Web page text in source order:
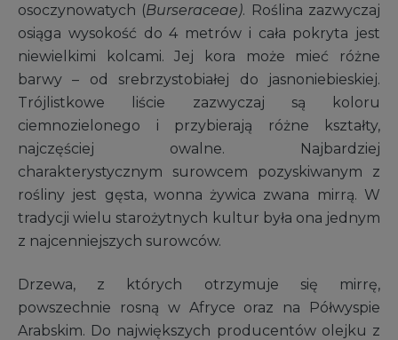
osoczynowatych (Burseraceae). Roślina zazwyczaj
osiąga wysokość do 4 metrów i cała pokryta jest
niewielkimi kolcami. Jej kora może mieć różne
barwy – od srebrzystobiałej do jasnoniebieskiej.
Trójlistkowe liście zazwyczaj są koloru
ciemnozielonego i przybierają różne kształty,
najczęściej owalne. Najbardziej
charakterystycznym surowcem pozyskiwanym z
rośliny jest gęsta, wonna żywica zwana mirrą. W
tradycji wielu starożytnych kultur była ona jednym
z najcenniejszych surowców.
Drzewa, z których otrzymuje się mirrę,
powszechnie rosną w Afryce oraz na Półwyspie
Arabskim. Do największych producentów olejku z